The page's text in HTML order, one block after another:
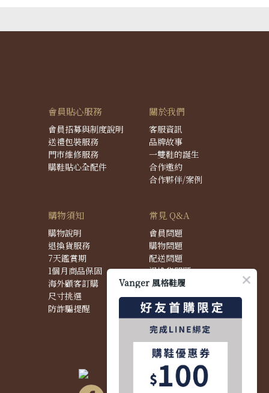
會員貼心服務
會員招募與制度說明
送禮包裝服務
門市維修服務
購鞋貼心全配件
關於我們
客服資訊
品牌故事
一雙鞋的誕生
合作邀約
合作夥伴/案例
購物須知
購物說明
退換貨服務
7天鑑賞期
1個月商品保固
海外顧客訂購
尺寸挑選
防詐騙提醒
常見 Q&A
會員問題
購物問題
配送問題
退換貨問題
商品問題
Vanger 風格鞋履